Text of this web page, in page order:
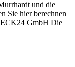
und die
Sie hier berechnen
GmbH Die